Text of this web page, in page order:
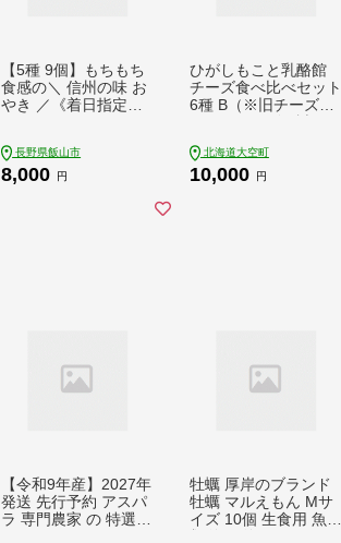
【5種 9個】もちもち
食感の＼ 信州の味 お
やき ／《着日指定》
長野県飯山市
8,000 円
ひがしもこと乳酪館
チーズ食べ比べセット
6種 B（※旧チーズオ
北海道大空町
10,000 円
【令和9年産】2027年
発送 先行予約 アスパ
ラ 専門農家 の 特選
牡蠣 厚岸のブランド
牡蠣 マルえもん Mサ
イズ 10個 生食用 魚貝